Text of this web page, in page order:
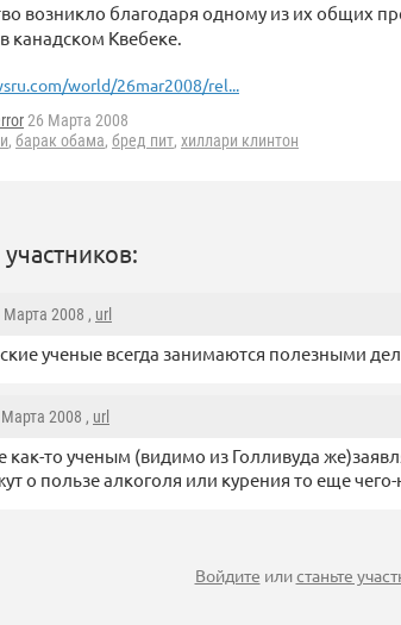
возникло благодаря одному из их общих
канадском Квебеке.
world/26mar2008/rel...
26 Марта 2008
, барак обама, бред пит, хиллари клинтон
Марта 2008 , url
ученые всегда занимаются полезными
2008 , url
как-то ученым (видимо из Голливуда
о пользе алкоголя или курения то еще
Войдите илистаньте